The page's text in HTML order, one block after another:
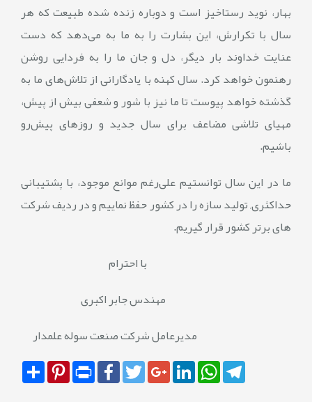
بهار، نوید رستاخیز است و دوباره زنده شده طبیعت که هر
سال با تکرارش، این بشارت را به ما به می‌دهد که دست
عنایت خداوند بار دیگر، دل و جان ما را به فردایی روشن
رهنمون خواهد کرد. سال کهنه با یادگارانی از تلاش‌های ما به
گذشته خواهد پیوست تا ما نیز با شور و شعفی بیش از پیش،
مهیای تلاشی مضاعف برای سال جدید و روزهای پیش‌رو
باشیم.
ما در این سال توانستیم علی‌رغم موانع موجود، با پشتیبانی
حداکثری,تولید سازه را در کشور حفظ نماییم و در ردیف شرکت
های برتر کشور قرار گیریم.
با احترام
مهندس جابر اکبری
مدیرعامل شرکت صنعت سوله علمدار
SharePinterest Print
FacebookTwitterGoogle+LinkedInWhatsAppTelegram